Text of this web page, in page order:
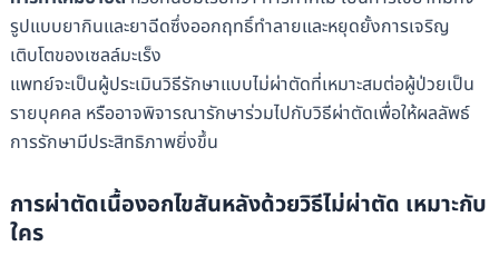
รูปแบบยากินและยาฉีดซึ่งออกฤทธิ์ทำลายและหยุดยั้งการเจริญ
เติบโตของเซลล์มะเร็ง
แพทย์จะเป็นผู้ประเมินวิธีรักษาแบบไม่ผ่าตัดที่เหมาะสมต่อผู้ป่วยเป็น
รายบุคคล หรืออาจพิจารณารักษาร่วมไปกับวิธีผ่าตัดเพื่อให้ผลลัพธ์
การรักษามีประสิทธิภาพยิ่งขึ้น
การผ่าตัดเนื้องอกไขสันหลังด้วยวิธีไม่ผ่าตัด เหมาะกับ
ใคร